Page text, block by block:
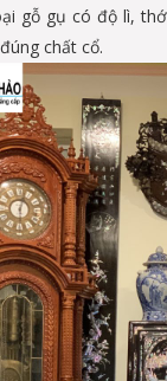
gỗ gụ có độ lì,
chất cổ.